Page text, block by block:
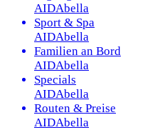
AIDAbella
Sport & Spa
AIDAbella
Familien an Bord
AIDAbella
Specials
AIDAbella
Routen & Preise
AIDAbella